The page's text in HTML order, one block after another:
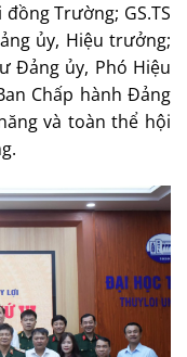
Trường; GS.TS
ủy, Hiệu trưởng;
Đảng ủy, Phó Hiệu
Chấp hành Đảng
và toàn thể hội